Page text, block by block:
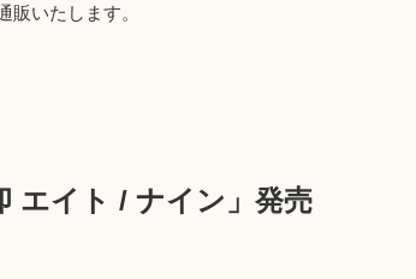
いたします。
エイト / ナイン」発売